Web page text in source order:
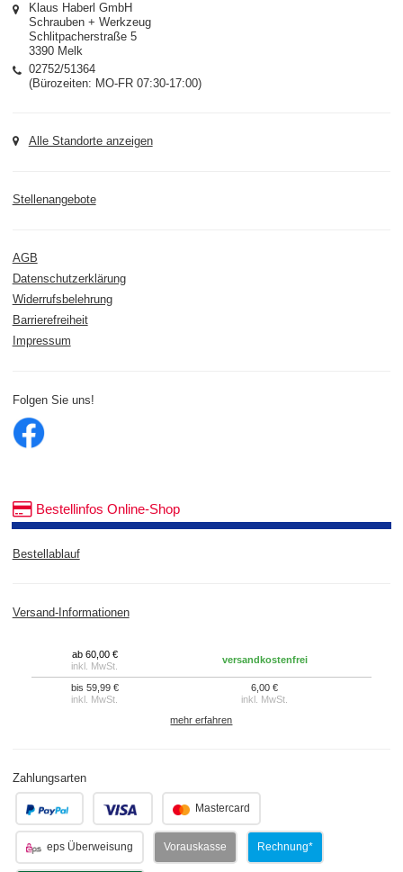
Klaus Haberl GmbH
Schrauben + Werkzeug
Schlitpacherstraße 5
3390 Melk
02752/51364
(Bürozeiten: MO-FR 07:30-17:00)
Alle Standorte anzeigen
Stellenangebote
AGB
Datenschutzerklärung
Widerrufsbelehrung
Barrierefreiheit
Impressum
Folgen Sie uns!
Bestellinfos Online-Shop
Bestellablauf
Versand-Informationen
ab 60,00 €
inkl. MwSt.
versandkostenfrei
bis 59,99 €
inkl. MwSt.
6,00 €
inkl. MwSt.
mehr erfahren
Zahlungsarten
Mastercard
eps Überweisung Vorauskasse Rechnung*